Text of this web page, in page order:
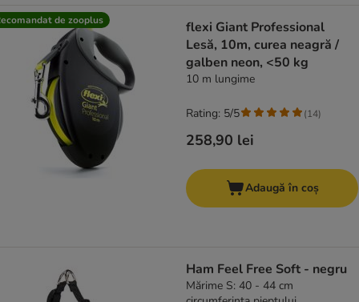
de zooplus
flexi Giant Professional
Lesă, 10m, curea neagră /
galben neon, <50 kg
10 m lungime
258,90 lei
Rating: 5/5 (14)
Adaugă în coș
Ham Feel Free Soft - negru
Mărime S: 40 - 44 cm